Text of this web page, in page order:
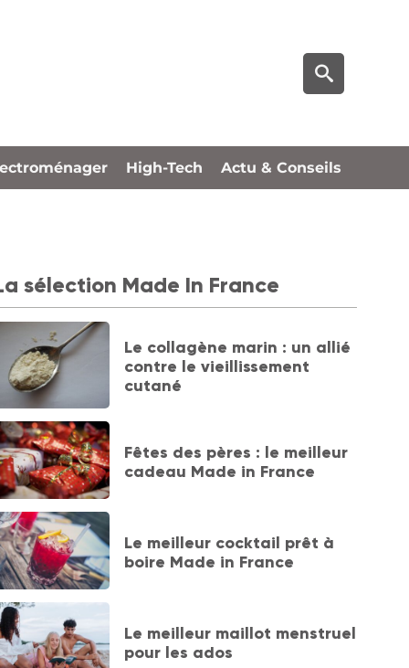
High-Tech Actu & Conseils
sélection Made In France
Le collagène marin : un allié
contre le vieillissement
cutané
Fêtes des pères : le meilleur
cadeau Made in France
Le meilleur cocktail prêt à
boire Made in France
Le meilleur maillot menstruel
pour les ados